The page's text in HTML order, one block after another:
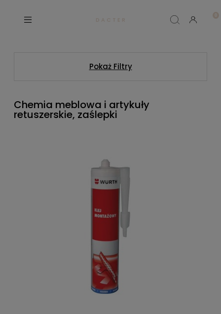
D A C T E R
Pokaż Filtry
Chemia meblowa i artykuły
retuszerskie, zaślepki